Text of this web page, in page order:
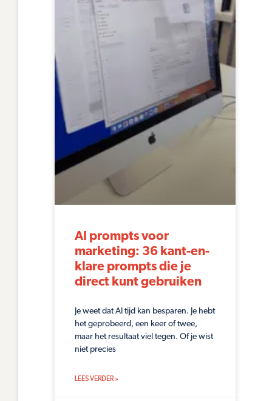
AI prompts voor
marketing: 36 kant-en-
klare prompts die je
direct kunt gebruiken
Je weet dat AI tijd kan besparen. Je hebt
het geprobeerd, een keer of twee,
maar het resultaat viel tegen. Of je wist
niet precies
LEES VERDER »